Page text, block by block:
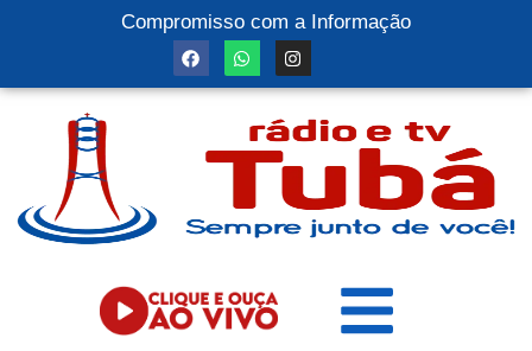
Compromisso com a Informação